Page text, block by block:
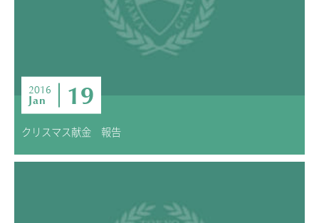
2016
Jan 19
クリスマス献金 報告